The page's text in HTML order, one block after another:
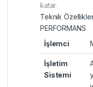
katar.
Teknik
PERFORMANS
İşlemci
İşletim
Sistemi